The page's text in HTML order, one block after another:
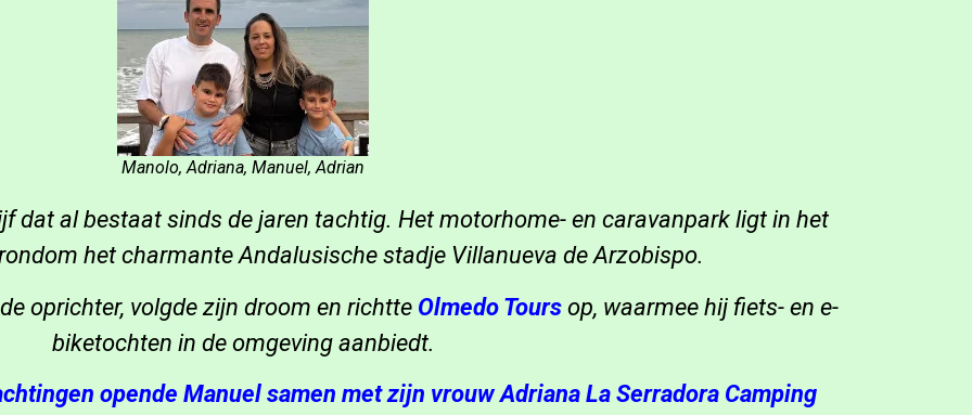
Manolo, Adriana, Manuel, Adrian
dat al bestaat sinds de jaren tachtig. Het motorhome- en caravanpark ligt in het
het charmante Andalusische stadje Villanueva de Arzobispo.
oprichter, volgde zijn droom en richtte Olmedo Toursop, waarmee hij fiets- en e-
biketochten in de omgeving aanbiedt.
opende Manuel samen met zijn vrouw Adriana La Serradora Camping